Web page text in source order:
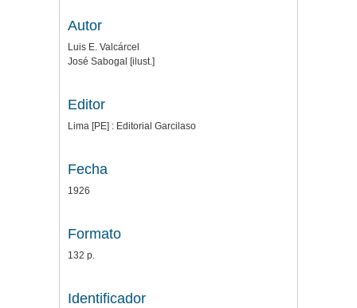
Autor
Luis E. Valcárcel
José Sabogal [ilust.]
Editor
Lima [PE] : Editorial Garcilaso
Fecha
1926
Formato
132 p.
Identificador